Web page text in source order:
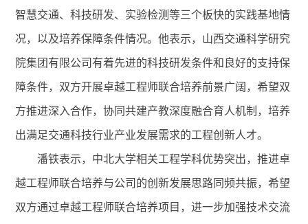
智慧交通、科技研发、实验检测等三个板快的实践基地情
况，以及培养保障条件情况。他表示，山西交通科学研究
院集团有限公司有着先进的科技研发条件和良好的支持保
障条件，双方开展卓越工程师联合培养前景广阔，希望双
方推进深入合作，协同共建产教深度融合育人机制，培养
出满足交通科技行业产业发展需求的工程创新人才。
潘铁表示，中北大学相关工程学科优势突出，推进卓
越工程师联合培养与公司的创新发展思路同频共振，希望
双方通过卓越工程师联合培养项目，进一步加强技术交流